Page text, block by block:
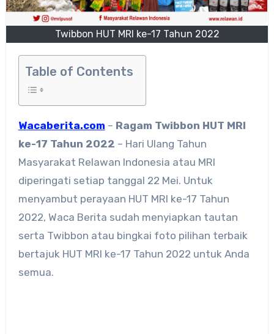
Twibbon HUT MRI ke-17 Tahun 2022
Table of Contents
Wacaberita.com – Ragam Twibbon HUT MRI
ke-17 Tahun 2022 – Hari Ulang Tahun
Masyarakat Relawan Indonesia atau MRI
diperingati setiap tanggal 22 Mei. Untuk
menyambut perayaan HUT MRI ke-17 Tahun
2022, Waca Berita sudah menyiapkan tautan
serta Twibbon atau bingkai foto pilihan terbaik
bertajuk HUT MRI ke-17 Tahun 2022 untuk Anda
semua.